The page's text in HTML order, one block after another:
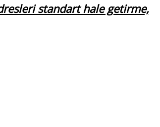
standart hale getirme,